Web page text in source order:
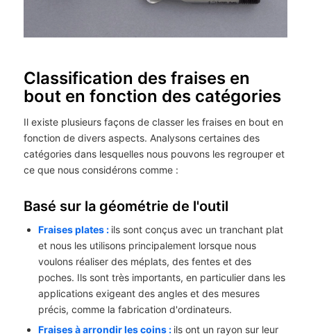
Classification des fraises en
bout en fonction des catégories
Il existe plusieurs façons de classer les fraises en bout en
fonction de divers aspects. Analysons certaines des
catégories dans lesquelles nous pouvons les regrouper et
ce que nous considérons comme :
Basé sur la géométrie de l'outil
Fraises plates : ils sont conçus avec un tranchant plat
et nous les utilisons principalement lorsque nous
voulons réaliser des méplats, des fentes et des
poches. Ils sont très importants, en particulier dans les
applications exigeant des angles et des mesures
précis, comme la fabrication d'ordinateurs.
Fraises à arrondir les coins : ils ont un rayon sur leur